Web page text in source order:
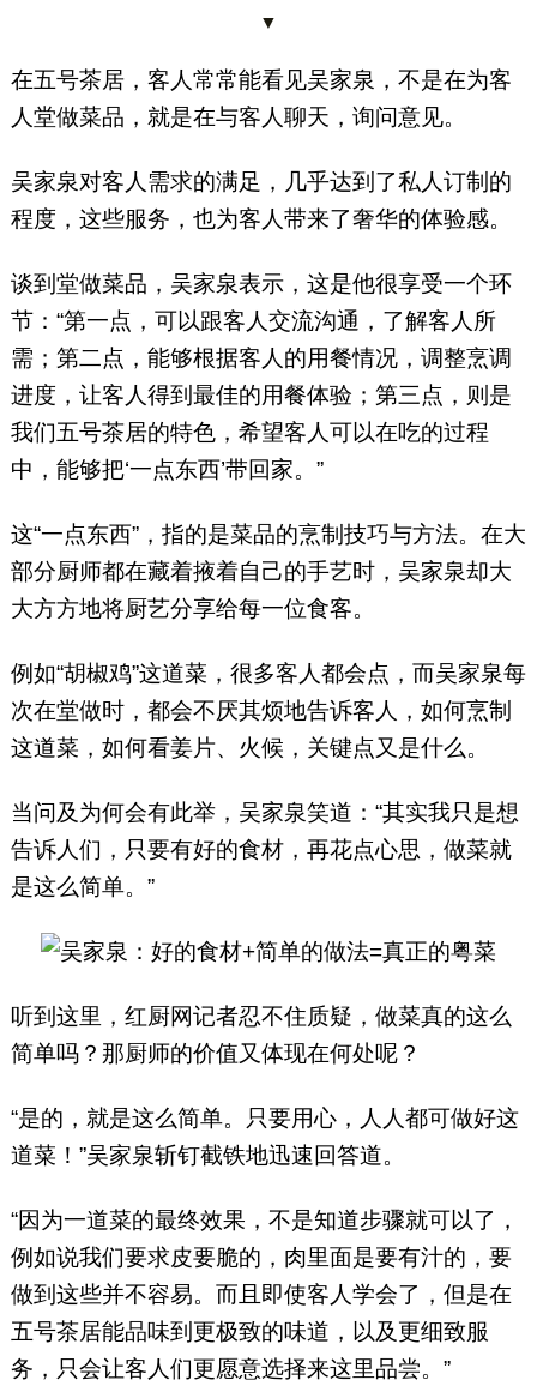
▼
在五号茶居，客人常常能看见吴家泉，不是在为客
人堂做菜品，就是在与客人聊天，询问意见。
吴家泉对客人需求的满足，几乎达到了私人订制的
程度，这些服务，也为客人带来了奢华的体验感。
谈到堂做菜品，吴家泉表示，这是他很享受一个环
节：“第一点，可以跟客人交流沟通，了解客人所
需；第二点，能够根据客人的用餐情况，调整烹调
进度，让客人得到最佳的用餐体验；第三点，则是
我们五号茶居的特色，希望客人可以在吃的过程
中，能够把‘一点东西’带回家。”
这“一点东西”，指的是菜品的烹制技巧与方法。在大
部分厨师都在藏着掖着自己的手艺时，吴家泉却大
大方方地将厨艺分享给每一位食客。
例如“胡椒鸡”这道菜，很多客人都会点，而吴家泉每
次在堂做时，都会不厌其烦地告诉客人，如何烹制
这道菜，如何看姜片、火候，关键点又是什么。
当问及为何会有此举，吴家泉笑道：“其实我只是想
告诉人们，只要有好的食材，再花点心思，做菜就
是这么简单。”
听到这里，红厨网记者忍不住质疑，做菜真的这么
简单吗？那厨师的价值又体现在何处呢？
“是的，就是这么简单。只要用心，人人都可做好这
道菜！”吴家泉斩钉截铁地迅速回答道。
“因为一道菜的最终效果，不是知道步骤就可以了，
例如说我们要求皮要脆的，肉里面是要有汁的，要
做到这些并不容易。而且即使客人学会了，但是在
五号茶居能品味到更极致的味道，以及更细致服
务，只会让客人们更愿意选择来这里品尝。”